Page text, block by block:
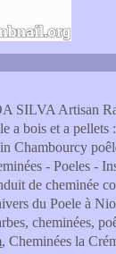
SILVA Artisan
a bois et a
Chambourcy
- Poeles -
de cheminée
du Poele à
cheminées,
, Cheminées la